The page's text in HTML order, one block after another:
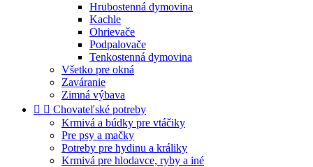
Hrubostenná dymovina
Kachle
Ohrievače
Podpalovače
Tenkostenná dymovina
Všetko pre okná
Zaváranie
Zimná výbava
  Chovateľské potreby
Krmivá a búdky pre vtáčiky
Pre psy a mačky
Potreby pre hydinu a králiky
Krmivá pre hlodavce, ryby a iné